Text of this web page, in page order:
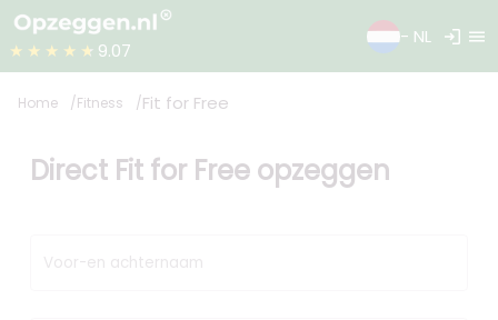
★★★★★ 9.07
- NL login menu
Home Fitness Fit for Free
Direct Fit for Free opzeggen
Voor-en achternaam